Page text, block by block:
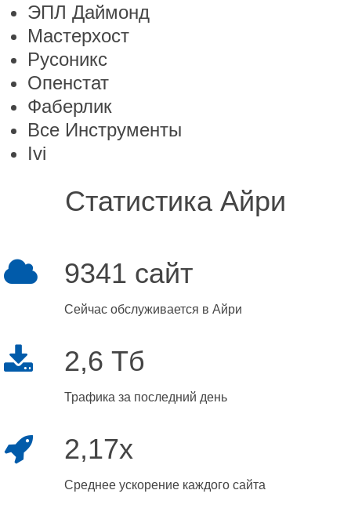
ЭПЛ Даймонд
Мастерхост
Русоникс
Опенстат
Фаберлик
Все Инструменты
Ivi
Статистика Айри
9341 сайт
Сейчас обслуживается в Айри
2,6 Тб
Трафика за последний день
2,17x
Среднее ускорение каждого сайта